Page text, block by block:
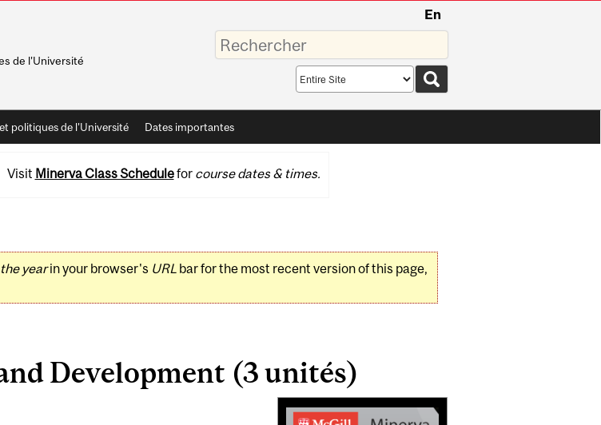
En
de l'Université
Saisissez
vos
mots-
Search
scope
politiques de l'Université Dates importantes
Visit Minerva Class Schedulefor course dates & times.
yearin your browser's URLbar for the most recent version of this page,
Development (3 unités)
Related